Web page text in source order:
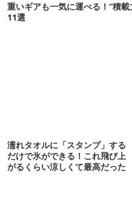
重いギアも一気に運べる！“積
11選
濡れタオルに「スタンプ」する
だけで氷ができる！これ飛び上
がるくらい涼しくて最高だった